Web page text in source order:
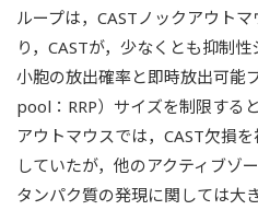
ループは，CASTノックアウト
り，CASTが，少なくとも抑制
小胞の放出確率と即時放出可
pool：RRP）サイズを制限する
アウトマウスでは，CAST欠損
していたが，他のアクティブゾ
タンパク質の発現に関しては大